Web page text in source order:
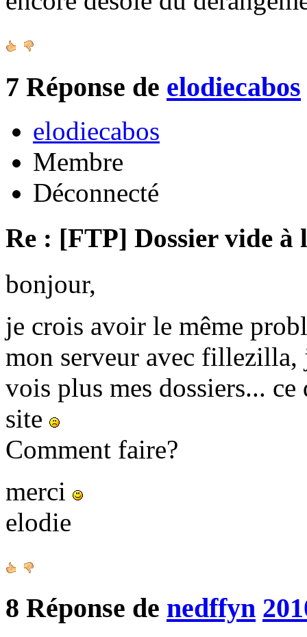
7 Réponse de elodiecabos
elodiecabos
Membre
Déconnecté
Re : [FTP] Dossier vide à
bonjour,
je crois avoir le même
mon serveur avec fillezilla,
vois plus mes dossiers...
site
Comment faire?
merci
elodie
8 Réponse de nedffyn